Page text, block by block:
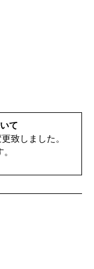
て
致しました。